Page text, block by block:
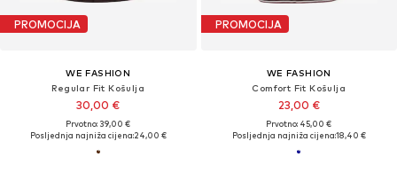
PROMOCIJA
WE FASHION
Regular Fit Košulja
30,00 €
Prvotno: 39,00 €
Posljednja najniža cijena:24,00 €
PROMOCIJA
WE FASHION
Comfort Fit Košulja
23,00 €
Prvotno: 45,00 €
Posljednja najniža cijena:18,40 €